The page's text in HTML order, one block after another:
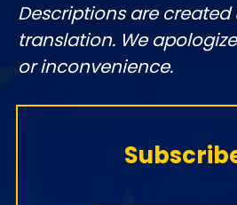
Descriptions are
translation. We
or inconvenience.